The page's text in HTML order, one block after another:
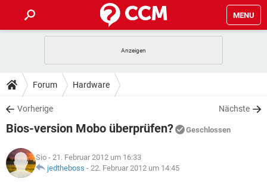
MENU
ANDROID
WINDOWS 10
WHATSAPP TIKTOK
FACEBOOK
TIPPS & TRICKS
SPIELE
WHATSAPP
FACEBOOK
DOWNLOADS
SPIELE STREAMING
ANDROID
WINDOWS 10 INSTAGRAM
SPIELE
ANDROID
LEXIKON
Forum Hardware
Vorherige Nächste
Bios-version Mobo überprüfen? Geschlossen
Sio - 21. Februar 2012 um 16:33
jedtheboss - 22. Februar 2012 um 14:45